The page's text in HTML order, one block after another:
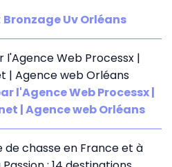
Bronzage Uv Orléans
l'Agence Web Processx |
| Agence web Orléans
l'Agence Web Processx |
| Agence web Orléans
chasse en France et à